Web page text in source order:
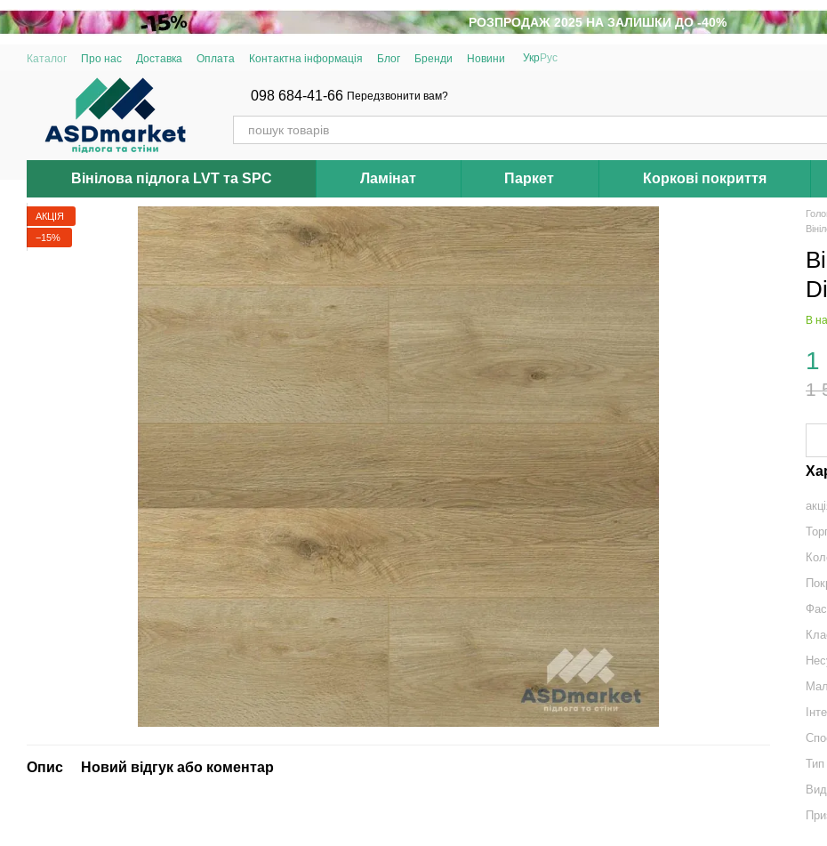
Перейти до основного контенту
РОЗПРОДАЖ 2025 НА ЗАЛИШКИ ДО -40%
Каталог Про нас Доставка Оплата Контактна інформація Блог Бренди Новини УкрРус
098 684-41-66 Передзвонити вам?
Вінілова підлога LVT та SPC Ламінат Паркет Коркові покриття
АКЦІЯ
−15%
Опис Новий відгук або коментар
В
1
1
Тип